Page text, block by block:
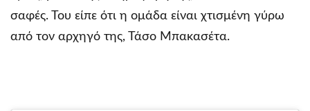
σαφές. Του είπε ότι η ομάδα είναι χτισμένη γύρω
από τον αρχηγό της, Τάσο Μπακασέτα.